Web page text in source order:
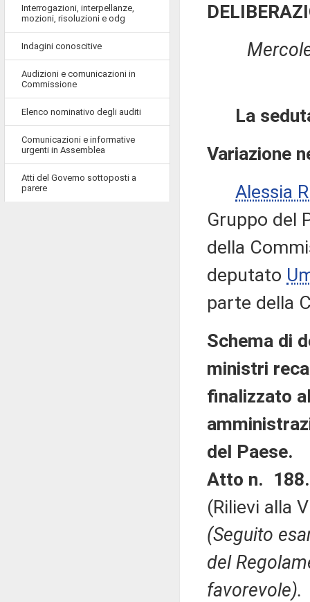
Interrogazioni, interpellanze,
mozioni, risoluzioni e odg
Indagini conoscitive
Audizioni e comunicazioni in
Commissione
Elenco nominativo degli auditi
Comunicazioni e informative
urgenti in Assemblea
Atti del Governo sottoposti a
parere
La
Variazione
Alessia
Gruppo del
della
deputato
parte della
Schema di
ministri
finalizzato
del Paese.
Atto n. 188.
(Rilievi alla
(Seguito
del
favorevole).